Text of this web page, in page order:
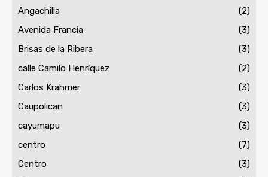
Angachilla
(2)
Avenida Francia
(3)
Brisas de la Ribera
(3)
calle Camilo Henríquez
(2)
Carlos Krahmer
(3)
Caupolican
(3)
cayumapu
(3)
centro
(7)
Centro
(3)